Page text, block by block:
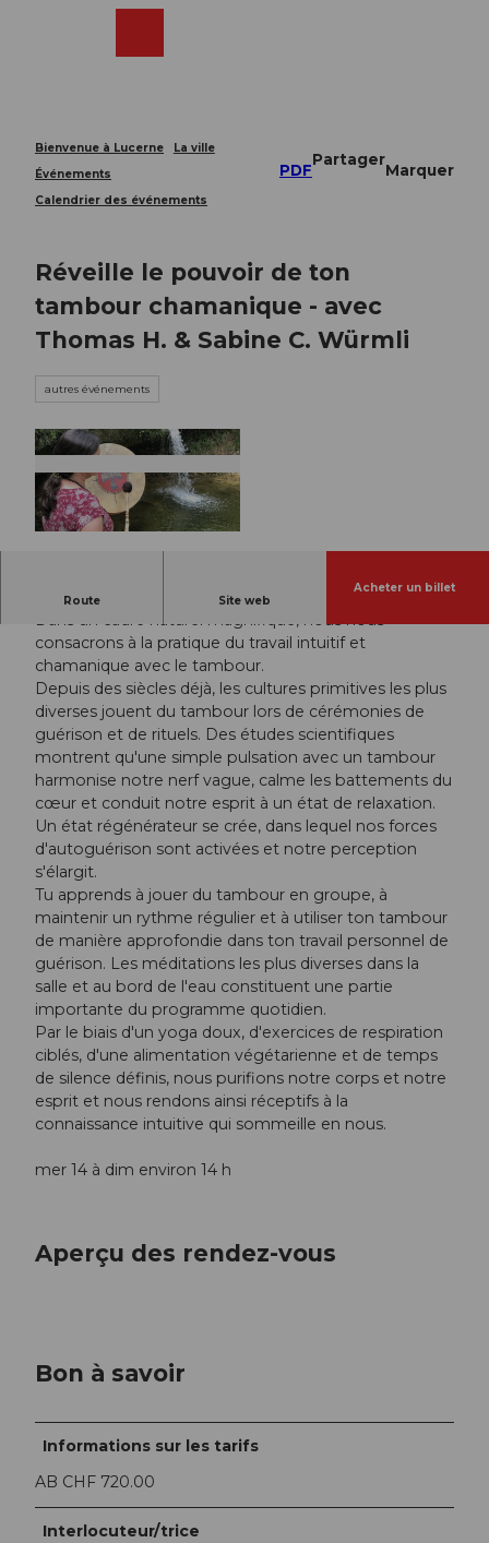
Bienvenue à Lucerne
La ville
Événements
Calendrier des événements
PDF
Partager
Marquer
Réveille le pouvoir de ton
tambour chamanique - avec
Thomas H. & Sabine C. Würmli
autres événements
Route Site web
Acheter un billet
Travail intuitif et chamanique avec le tambour
Dans un cadre naturel magnifique, nous nous
consacrons à la pratique du travail intuitif et
chamanique avec le tambour.
Depuis des siècles déjà, les cultures primitives les plus
diverses jouent du tambour lors de cérémonies de
guérison et de rituels. Des études scientifiques
montrent qu'une simple pulsation avec un tambour
harmonise notre nerf vague, calme les battements du
cœur et conduit notre esprit à un état de relaxation.
Un état régénérateur se crée, dans lequel nos forces
d'autoguérison sont activées et notre perception
s'élargit.
Tu apprends à jouer du tambour en groupe, à
maintenir un rythme régulier et à utiliser ton tambour
de manière approfondie dans ton travail personnel de
guérison. Les méditations les plus diverses dans la
salle et au bord de l'eau constituent une partie
importante du programme quotidien.
Par le biais d'un yoga doux, d'exercices de respiration
ciblés, d'une alimentation végétarienne et de temps
de silence définis, nous purifions notre corps et notre
esprit et nous rendons ainsi réceptifs à la
connaissance intuitive qui sommeille en nous.
mer 14 à dim environ 14 h
Aperçu des rendez-vous
Bon à savoir
Informations sur les tarifs
AB CHF 720.00
Interlocuteur/trice